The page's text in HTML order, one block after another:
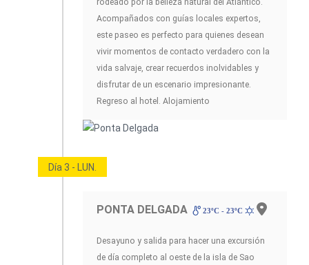
rodeado por la belleza natural del Atlántico.
Acompañados con guías locales expertos,
este paseo es perfecto para quienes desean
vivir momentos de contacto verdadero con la
vida salvaje, crear recuerdos inolvidables y
disfrutar de un escenario impresionante.
Regreso al hotel. Alojamiento
Día 3 - LUN.
PONTA DELGADA 23ºC - 23ºC
Desayuno y salida para hacer una excursión
de día completo al oeste de la isla de Sao